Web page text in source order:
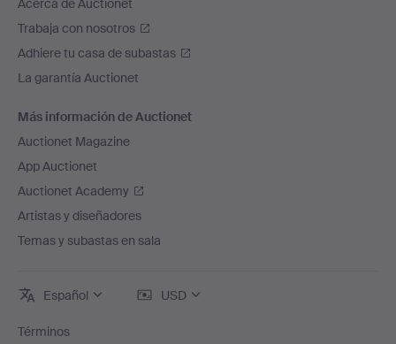
Acerca de Auctionet
Trabaja con nosotros
Adhiere tu casa de subastas
La garantía Auctionet
Más información de Auctionet
Auctionet Magazine
App Auctionet
Auctionet Academy
Artistas y diseñadores
Temas y subastas en sala
Español USD
Términos